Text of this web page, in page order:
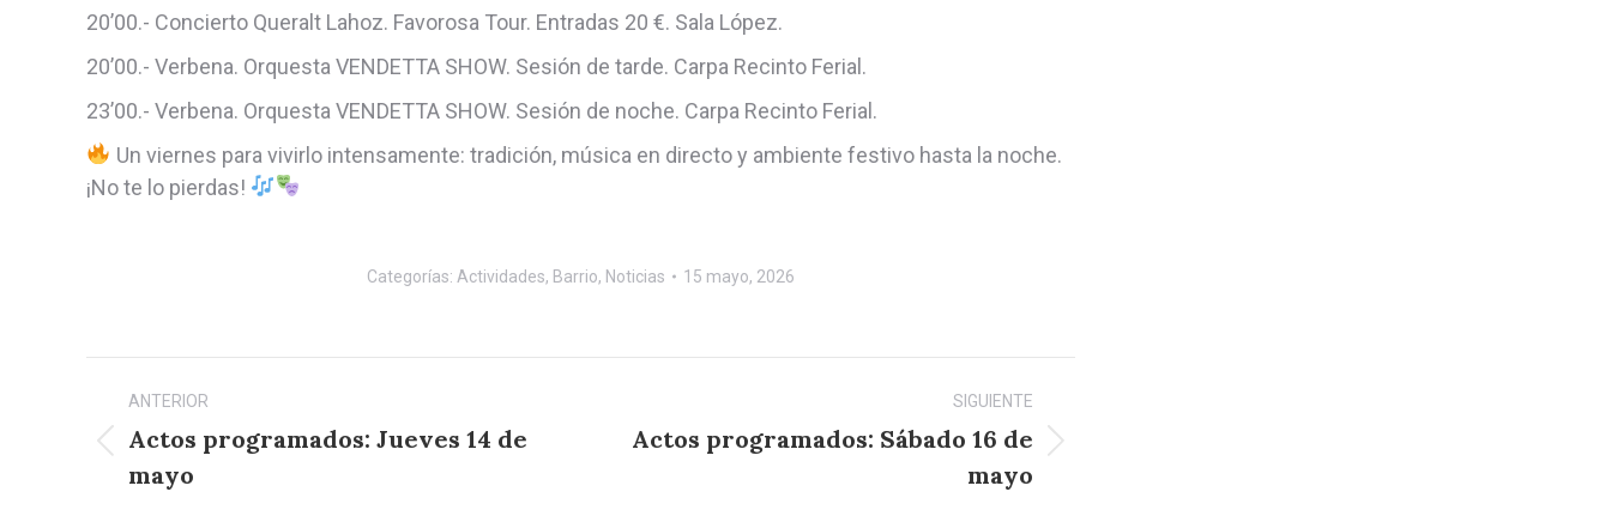
20’00.- Concierto Queralt Lahoz. Favorosa Tour. Entradas 20 €. Sala López.
20’00.- Verbena. Orquesta VENDETTA SHOW. Sesión de tarde. Carpa Recinto Ferial.
23’00.- Verbena. Orquesta VENDETTA SHOW. Sesión de noche. Carpa Recinto Ferial.
Un viernes para vivirlo intensamente: tradición, música en directo y ambiente festivo hasta la noche.
¡No te lo pierdas!
Categorías: Actividades, Barrio, Noticias 15 mayo, 2026
Navegación
entre
publicaciones
ANTERIOR
Publicación
anterior:
Actos programados: Jueves 14 de
mayo
SIGUIENTE
Publicación
Actos programados: Sábado 16 de
mayo